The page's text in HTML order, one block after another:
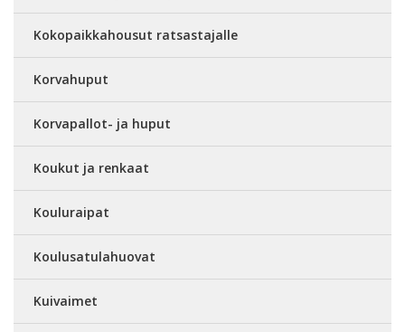
Kokopaikkahousut ratsastajalle
Korvahuput
Korvapallot- ja huput
Koukut ja renkaat
Kouluraipat
Koulusatulahuovat
Kuivaimet